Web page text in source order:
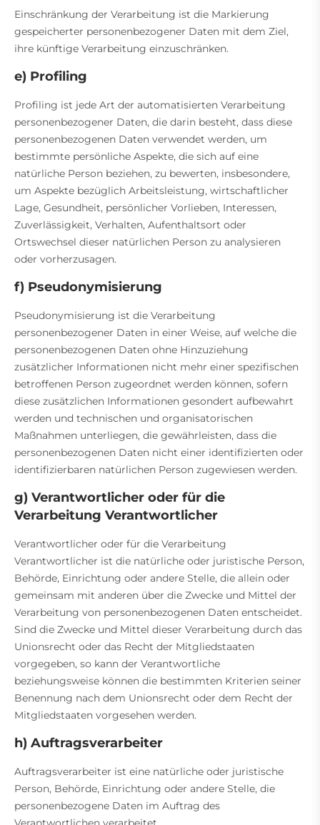
Einschränkung der Verarbeitung ist die Markierung
gespeicherter personenbezogener Daten mit dem Ziel,
ihre künftige Verarbeitung einzuschränken.
e) Profiling
Profiling ist jede Art der automatisierten Verarbeitung
personenbezogener Daten, die darin besteht, dass diese
personenbezogenen Daten verwendet werden, um
bestimmte persönliche Aspekte, die sich auf eine
natürliche Person beziehen, zu bewerten, insbesondere,
um Aspekte bezüglich Arbeitsleistung, wirtschaftlicher
Lage, Gesundheit, persönlicher Vorlieben, Interessen,
Zuverlässigkeit, Verhalten, Aufenthaltsort oder
Ortswechsel dieser natürlichen Person zu analysieren
oder vorherzusagen.
f) Pseudonymisierung
Pseudonymisierung ist die Verarbeitung
personenbezogener Daten in einer Weise, auf welche die
personenbezogenen Daten ohne Hinzuziehung
zusätzlicher Informationen nicht mehr einer spezifischen
betroffenen Person zugeordnet werden können, sofern
diese zusätzlichen Informationen gesondert aufbewahrt
werden und technischen und organisatorischen
Maßnahmen unterliegen, die gewährleisten, dass die
personenbezogenen Daten nicht einer identifizierten oder
identifizierbaren natürlichen Person zugewiesen werden.
g) Verantwortlicher oder für die
Verarbeitung Verantwortlicher
Verantwortlicher oder für die Verarbeitung
Verantwortlicher ist die natürliche oder juristische Person,
Behörde, Einrichtung oder andere Stelle, die allein oder
gemeinsam mit anderen über die Zwecke und Mittel der
Verarbeitung von personenbezogenen Daten entscheidet.
Sind die Zwecke und Mittel dieser Verarbeitung durch das
Unionsrecht oder das Recht der Mitgliedstaaten
vorgegeben, so kann der Verantwortliche
beziehungsweise können die bestimmten Kriterien seiner
Benennung nach dem Unionsrecht oder dem Recht der
Mitgliedstaaten vorgesehen werden.
h) Auftragsverarbeiter
Auftragsverarbeiter ist eine natürliche oder juristische
Person, Behörde, Einrichtung oder andere Stelle, die
personenbezogene Daten im Auftrag des